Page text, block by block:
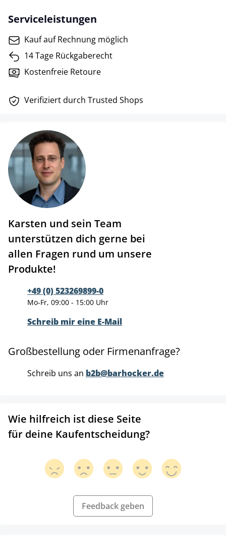
Serviceleistungen
Kauf auf Rechnung möglich
14 Tage Rückgaberecht
Kostenfreie Retoure
Verifiziert durch Trusted Shops
Karsten und sein Team
unterstützen dich gerne bei
allen Fragen rund um unsere
Produkte!
+49 (0) 523269899-0
Mo-Fr, 09:00 - 15:00 Uhr
Schreib mir eine E-Mail
Großbestellung oder Firmenanfrage?
Schreib uns an b2b@barhocker.de
Wie hilfreich ist diese Seite
für deine Kaufentscheidung?
Feedback geben